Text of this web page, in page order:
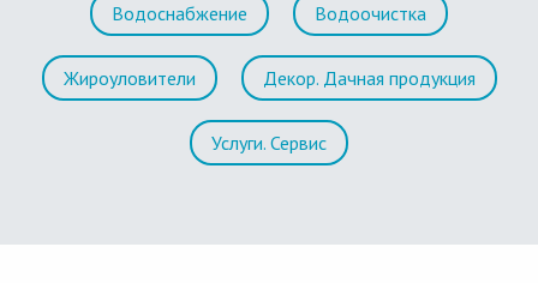
Водоснабжение Водоочистка
Жироуловители Декор. Дачная продукция
Услуги. Сервис